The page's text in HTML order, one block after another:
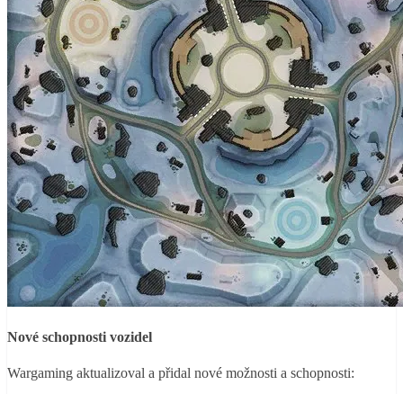
Nové schopnosti vozidel
Wargaming aktualizoval a přidal nové možnosti a schopnosti: